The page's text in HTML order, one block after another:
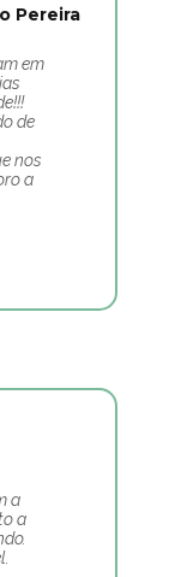
Pereira
em
de
nos
a
a
a